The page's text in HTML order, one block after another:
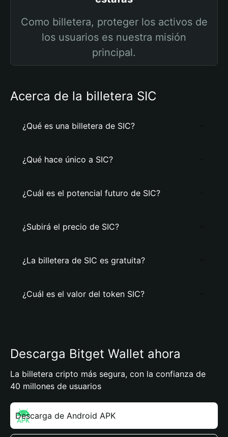
Como billetera, proteger los activos de
los usuarios es nuestra misión
principal.
Acerca de la billetera SIC
¿Qué es una billetera de SIC?
¿Qué hace único a SIC?
¿Cuál es el potencial futuro de SIC?
¿Subirá el precio de SIC?
¿La billetera de SIC es gratuita?
¿Cuál es el valor del token SIC?
Descarga Bitget Wallet ahora
La billetera cripto más segura, con la confianza de
40 millones de usuarios
Descarga de Android APK